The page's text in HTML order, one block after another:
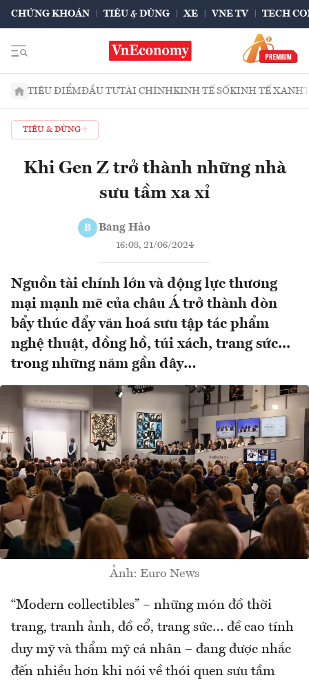
CHỨNG KHOÁN TIÊU & DÙNG XE VNE TV TECH
TIÊU ĐIỂMĐẦU TƯTÀI CHÍNHKINH TẾ SỐKINH TẾ XANH
TIÊU & DÙNG
Khi Gen Z trở thành những nhà
sưu tầm xa xỉ
B Băng Hảo
16:08, 21/06/2024
Nguồn tài chính lớn và động lực thương
mại mạnh mẽ của châu Á trở thành đòn
bẩy thúc đẩy văn hoá sưu tập tác phẩm
nghệ thuật, đồng hồ, túi xách, trang sức...
trong những năm gần đây…
Ảnh: Euro News
“Modern collectibles” – những món đồ thời
trang, tranh ảnh, đồ cổ, trang sức… đề cao tính
duy mỹ và thẩm mỹ cá nhân – đang được nhắc
đến nhiều hơn khi nói về thói quen sưu tầm